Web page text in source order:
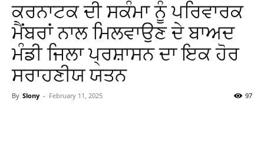
ਕਰਨਾਟਕ ਦੀ ਸਕੰਮਾ ਨੂੰ ਪਰਿਵਾਰਕ
ਮੈਂਬਰਾਂ ਨਾਲ ਮਿਲਵਾਉਣ ਦੇ ਬਾਅਦ
ਮੰਡੀ ਜਿਲਾ ਪ੍ਰਸ਼ਾਸਨ ਦਾ ਇਕ ਹੋਰ
ਸਰਾਹਣੀਯ ਯਤਨ
By Slony - February 11, 2025 97